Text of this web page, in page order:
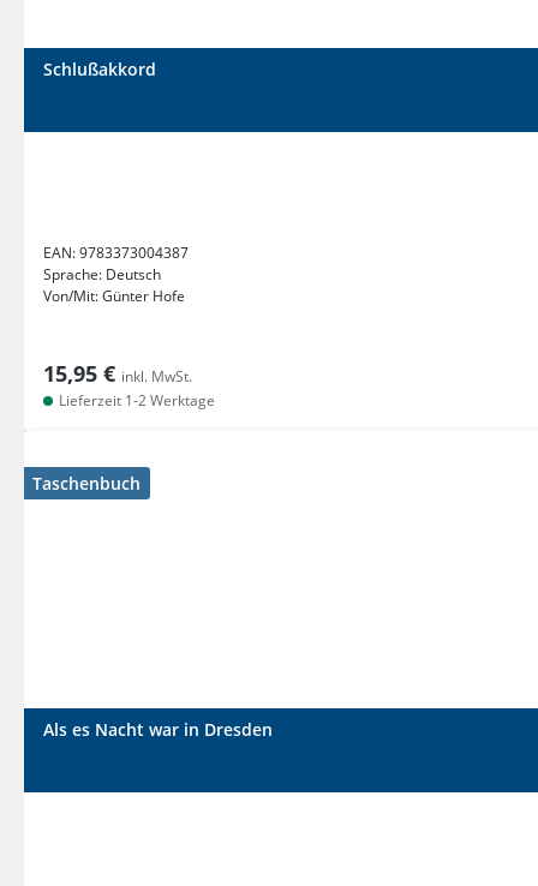
Schlußakkord
EAN:9783373004387
Sprache: Deutsch
Von/Mit:Günter Hofe
15,95 € inkl. MwSt.
Lieferzeit 1-2 Werktage
Taschenbuch
Als es Nacht war in Dresden